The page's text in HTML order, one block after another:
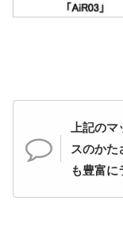
上記の
スのかた
も豊富に